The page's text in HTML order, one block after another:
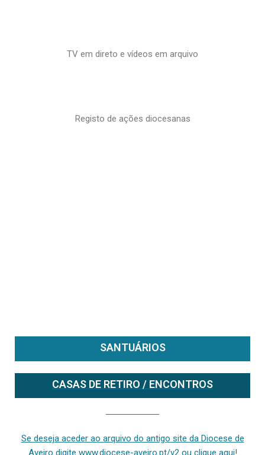
TV em direto e vídeos em arquivo
Registo de ações diocesanas
SANTUÁRIOS
CASAS DE RETIRO / ENCONTROS
Se deseja aceder ao arquivo do antigo site da Diocese de
Aveiro digite www.diocese-aveiro.pt/v2 ou clique aqui!